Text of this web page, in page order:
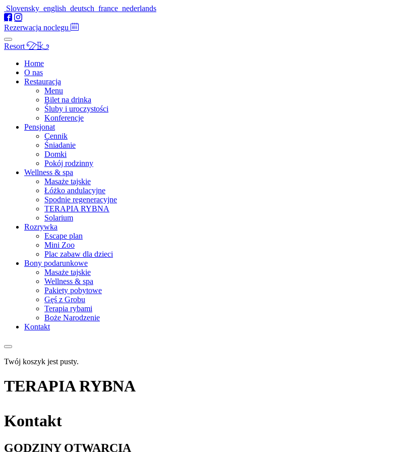
Slovensky english deutsch france nederlands
Rezerwacja noclegu
Resort
Home
O nas
Restauracja
Menu
Bilet na drinka
Śluby i uroczystości
Konferencje
Pensjonat
Cennik
Śniadanie
Domki
Pokój rodzinny
Wellness & spa
Masaże tajskie
Łóżko andulacyjne
Spodnie regeneracyjne
TERAPIA RYBNA
Solarium
Rozrywka
Escape plan
Mini Zoo
Plac zabaw dla dzieci
Bony podarunkowe
Masaże tajskie
Wellness & spa
Pakiety pobytowe
Gęś z Grobu
Terapia rybami
Boże Narodzenie
Kontakt
Twój koszyk jest pusty.
TERAPIA RYBNA
Kontakt
GODZINY OTWARCIA